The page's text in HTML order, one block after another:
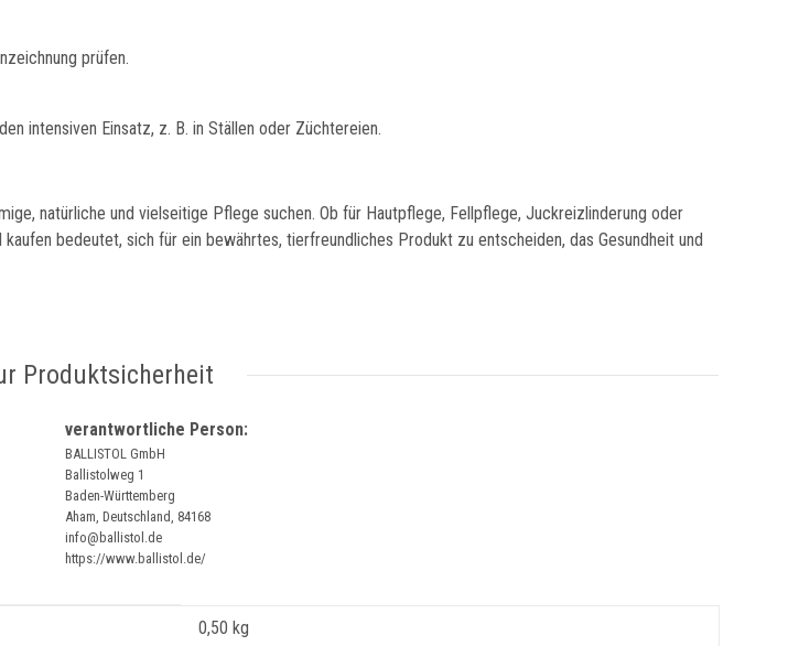
prüfen.
intensiven Einsatz, z. B. in Ställen oder Züchtereien.
natürliche und vielseitige Pflege suchen. Ob für Hautpflege, Fellpflege, Juckreizlinderung oder
bedeutet, sich für ein bewährtes, tierfreundliches Produkt zu entscheiden, das Gesundheit und
Produktsicherheit
verantwortliche Person:
BALLISTOL GmbH
Ballistolweg 1
Baden-Württemberg
Aham, Deutschland, 84168
info@ballistol.de
https://www.ballistol.de/
0,50 kg